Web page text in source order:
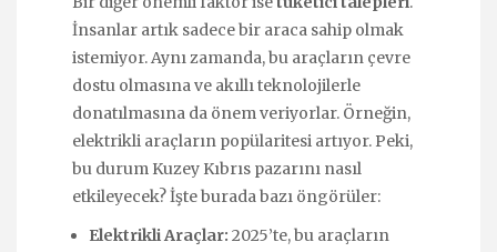
İnsanlar artık sadece bir araca sahip olmak
istemiyor. Aynı zamanda, bu araçların çevre
dostu olmasına ve akıllı teknolojilerle
donatılmasına da önem veriyorlar. Örneğin,
elektrikli araçların popülaritesi artıyor. Peki,
bu durum Kuzey Kıbrıs pazarını nasıl
etkileyecek? İşte burada bazı öngörüler:
Elektrikli Araçlar: 2025’te, bu araçların